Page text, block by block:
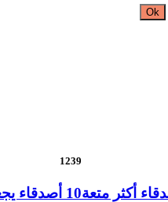
Ok
1239
10 أصدقاء يجعلونك تفكر في هجرة المغرب فوراً